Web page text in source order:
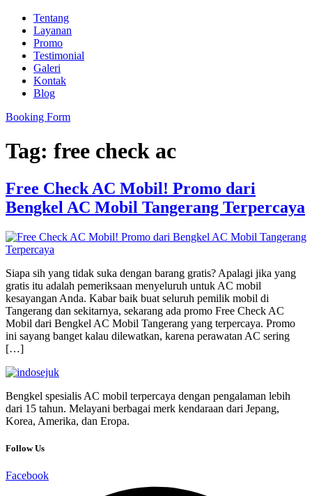
Tentang
Layanan
Promo
Testimonial
Galeri
Kontak
Blog
Booking Form
Tag: free check ac
Free Check AC Mobil! Promo dari
Bengkel AC Mobil Tangerang Terpercaya
Siapa sih yang tidak suka dengan barang gratis? Apalagi jika yang
gratis itu adalah pemeriksaan menyeluruh untuk AC mobil
kesayangan Anda. Kabar baik buat seluruh pemilik mobil di
Tangerang dan sekitarnya, sekarang ada promo Free Check AC
Mobil dari Bengkel AC Mobil Tangerang yang terpercaya. Promo
ini sayang banget kalau dilewatkan, karena perawatan AC sering
[…]
Bengkel spesialis AC mobil terpercaya dengan pengalaman lebih
dari 15 tahun. Melayani berbagai merk kendaraan dari Jepang,
Korea, Amerika, dan Eropa.
Follow Us
Facebook